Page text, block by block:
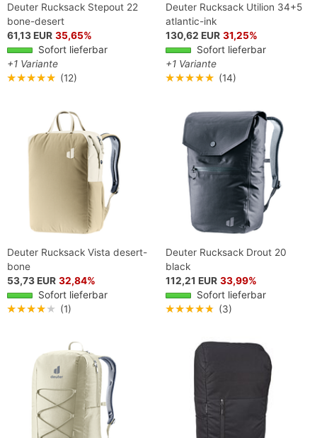
Deuter Rucksack Stepout 22
bone-desert
61,13 EUR 35,65%
Sofort lieferbar
+1 Variante
★★★★★ (12)
Deuter Rucksack Utilion 34+5
atlantic-ink
130,62 EUR 31,25%
Sofort lieferbar
+1 Variante
★★★★★ (14)
Deuter Rucksack Vista desert-
bone
53,73 EUR 32,84%
Sofort lieferbar
★★★★★ (1)
Deuter Rucksack Drout 20
black
112,21 EUR 33,99%
Sofort lieferbar
★★★★★ (3)